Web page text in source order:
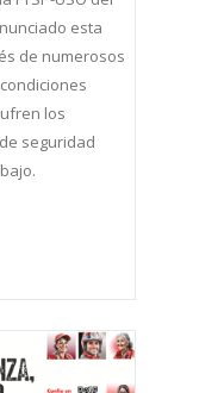
esta
de numerosos
los
seguridad